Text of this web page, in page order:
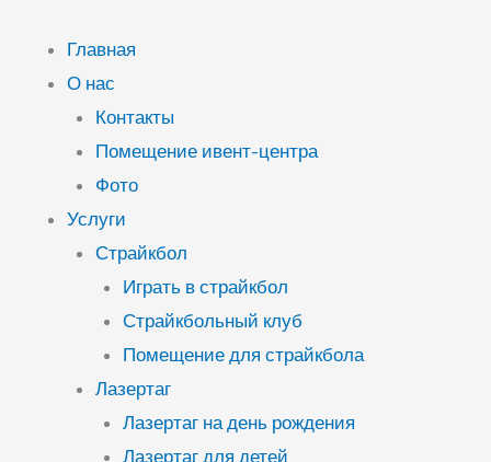
содержимому
Главная
О нас
Контакты
Помещение ивент-центра
Фото
Услуги
Страйкбол
Играть в страйкбол
Страйкбольный клуб
Помещение для страйкбола
Лазертаг
Лазертаг на день рождения
Лазертаг для детей